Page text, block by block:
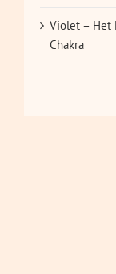
Violet – Het
Chakra